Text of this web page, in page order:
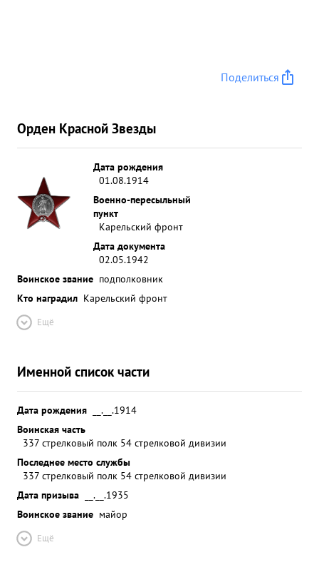
Поделиться
Орден Красной Звезды
Дата рождения
01.08.1914
Военно-пересыльный
пункт
Карельский фронт
Дата документа
02.05.1942
Воинское звание подполковник
Кто наградил Карельский фронт
Ещё
Именной список части
Дата рождения
__.__.1914
Воинская часть
337 стрелковый полк 54 стрелковой дивизии
Последнее место службы
337 стрелковый полк 54 стрелковой дивизии
Дата призыва
__.__.1935
Воинское звание майор
Ещё